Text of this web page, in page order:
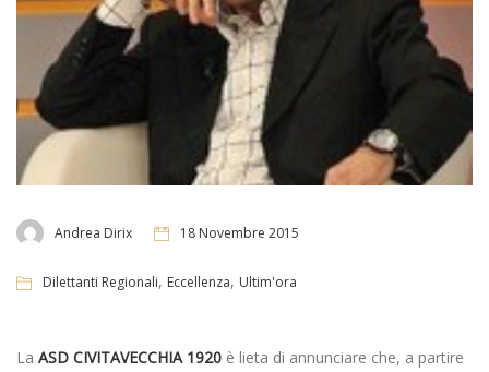
Andrea Dirix 18 Novembre 2015
Dilettanti Regionali, Eccellenza, Ultim'ora
La ASD CIVITAVECCHIA 1920 è lieta di annunciare che, a partire